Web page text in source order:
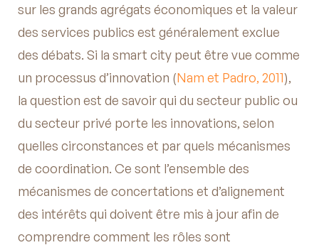
sur les grands agrégats économiques et la valeur
des services publics est généralement exclue
des débats. Si la smart city peut être vue comme
un processus d’innovation (Nam et Padro, 2011),
la question est de savoir qui du secteur public ou
du secteur privé porte les innovations, selon
quelles circonstances et par quels mécanismes
de coordination. Ce sont l’ensemble des
mécanismes de concertations et d’alignement
des intérêts qui doivent être mis à jour afin de
comprendre comment les rôles sont